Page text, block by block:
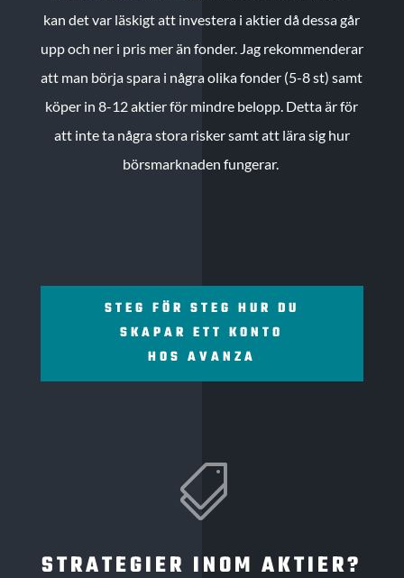
kan det var läskigt att investera i aktier då dessa går
upp och ner i pris mer än fonder. Jag rekommenderar
att man börja spara i några olika fonder (5-8 st) samt
köper in 8-12 aktier för mindre belopp. Detta är för
att inte ta några stora risker samt att lära sig hur
börsmarknaden fungerar.
STEG FÖR STEG HUR DU
SKAPAR ETT KONTO
HOS AVANZA

STRATEGIER INOM AKTIER?